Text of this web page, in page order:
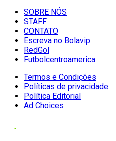
SOBRE NÓS
STAFF
CONTATO
Escreva no Bolavip
RedGol
Futbolcentroamerica
Termos e Condições
Políticas de privacidade
Política Editorial
Ad Choices